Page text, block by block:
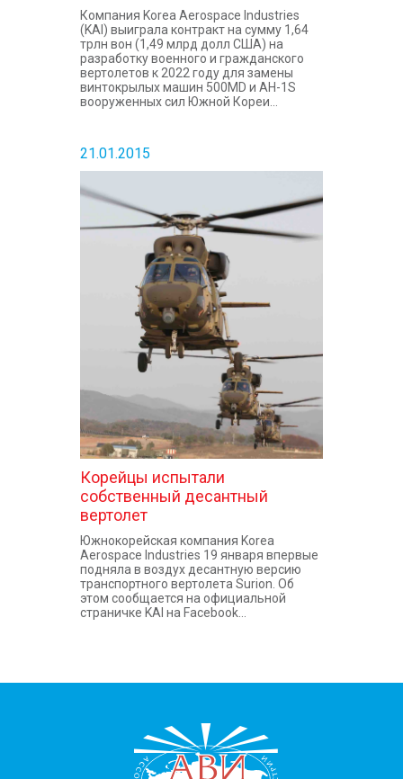
Компания Korea Aerospace Industries
(KAI) выиграла контракт на сумму 1,64
трлн вон (1,49 млрд долл США) на
разработку военного и гражданского
вертолетов к 2022 году для замены
винтокрылых машин 500MD и AH-1S
вооруженных сил Южной Кореи...
21.01.2015
Корейцы испытали
собственный десантный
вертолет
Южнокорейская компания Korea
Aerospace Industries 19 января впервые
подняла в воздух десантную версию
транспортного вертолета Surion. Об
этом сообщается на официальной
страничке KAI на Facebook...